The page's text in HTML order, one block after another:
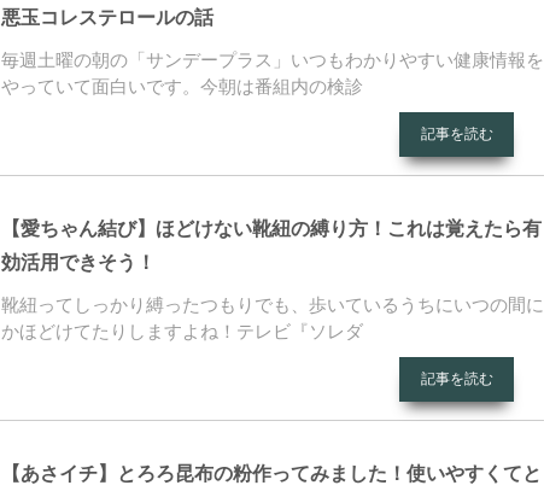
悪玉コレステロールの話
毎週土曜の朝の「サンデープラス」いつもわかりやすい健康情報を
やっていて面白いです。今朝は番組内の検診
記事を読む
【愛ちゃん結び】ほどけない靴紐の縛り方！これは覚えたら有
効活用できそう！
靴紐ってしっかり縛ったつもりでも、歩いているうちにいつの間に
かほどけてたりしますよね！テレビ『ソレダ
記事を読む
【あさイチ】とろろ昆布の粉作ってみました！使いやすくてと